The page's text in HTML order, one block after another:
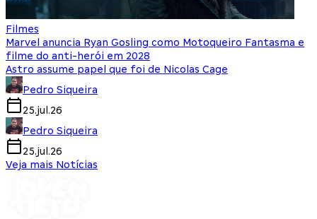
Filmes
Marvel anuncia Ryan Gosling como Motoqueiro Fantasma e
filme do anti-herói em 2028
Astro assume papel que foi de Nicolas Cage
Pedro Siqueira
25.jul.26
Pedro Siqueira
25.jul.26
Veja mais Notícias